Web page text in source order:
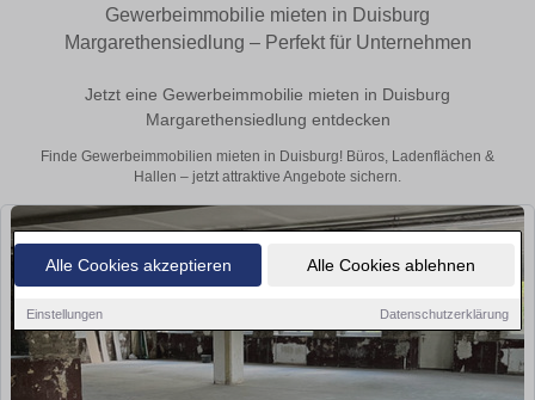
Alle Cookies akzeptieren Alle Cookies ablehnen
Einstellungen Datenschutzerklärung
Gewerbeimmobilie mieten in Duisburg
Margarethensiedlung – Perfekt für Unternehmen
Jetzt eine Gewerbeimmobilie mieten in Duisburg
Margarethensiedlung entdecken
Finde Gewerbeimmobilien mieten in Duisburg! Büros, Ladenflächen &
Hallen – jetzt attraktive Angebote sichern.